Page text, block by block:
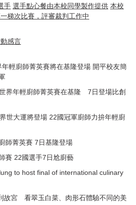
手 選手點心餐由本校同學製作提供 本校
梯次比賽，評審裁判工作中
感言
年輕廚師菁英賽將在基隆登場 開平校友簡
界年輕廚師菁英賽在基隆 7日登場比創
世大運將登場 22國冠軍廚師力拚年輕廚
師菁英賽 7日基隆登場
賽 22國選手7日尬廚藝
to host final of international culinary
故宮 看翠玉白菜、肉形石體驗不同的美